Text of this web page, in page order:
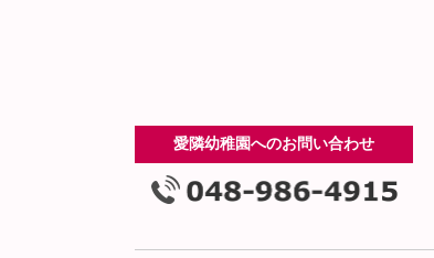
愛隣幼稚園へのお問い合わせ